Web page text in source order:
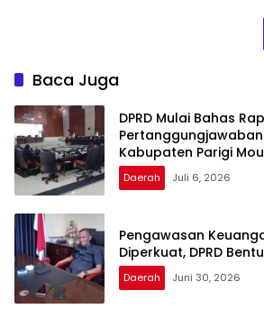
Baca Juga
DPRD Mulai Bahas
Pertanggungjawaban
Kabupaten Parigi
Daerah Juli 6, 2026
Pengawasan
Diperkuat, DPRD
Daerah Juni 30, 2026